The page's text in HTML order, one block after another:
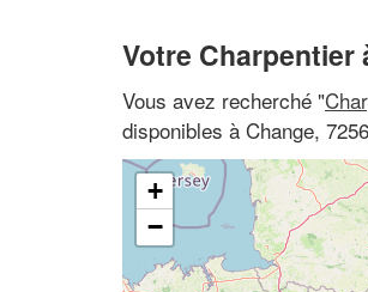
Votre Charpentier
Vous avez recherché "
disponibles à Change,
+
−